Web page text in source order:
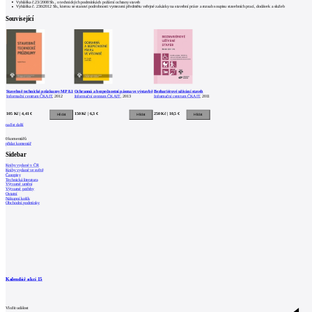
Vyhláška č.23/2008 Sb., o technických podmínkách požární ochrany staveb
Vyhláška č. 230/2012 Sb., kterou se stanoví podrobnosti vymezení předmětu veřejné zakázky na stavební práce a rozsah soupisu stavebních prací, dodávek a služeb
Související
Stavebně technické průzkumy MP 8.1
Informační centrum ČKAIT, 2012
105 Kč | 4,41 €
Ochranná a bezpečnostní pásma ve výstavbě
Informační centrum ČKAIT, 2013
150 Kč | 6,3 €
Bezbariérové užívání staveb
Informační centrum ČKAIT, 2011
250 Kč | 10,5 €
načíst další
0komentářů
přidat komentář
Sidebar
Knihy vydané v ČR
Knihy vydané ve světě
Časopisy
Technická literatura
Výtvarné umění
Výtvarné potřeby
Ostatní
Nákupní košík
Obchodní podmínky
Kalendář akcí 15
Vložit událost